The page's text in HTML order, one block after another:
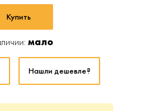
Купить
мало
Нашли дешевле?